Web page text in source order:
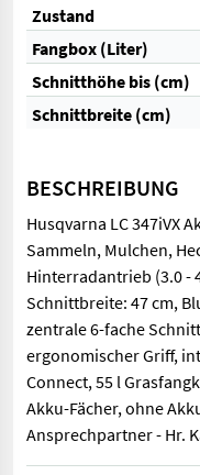
Zustand
Fangbox (Liter)
Schnitthöhe bis (cm)
Schnittbreite (cm)
BESCHREIBUNG
Husqvarna LC 347iVX
Sammeln, Mulchen,
Hinterradantrieb (3.0 -
Schnittbreite: 47 cm,
zentrale 6-fache
ergonomischer Griff,
Connect, 55 l
Akku-Fächer, ohne
Ansprechpartner - Hr.
Husqvarna LC 347iVX